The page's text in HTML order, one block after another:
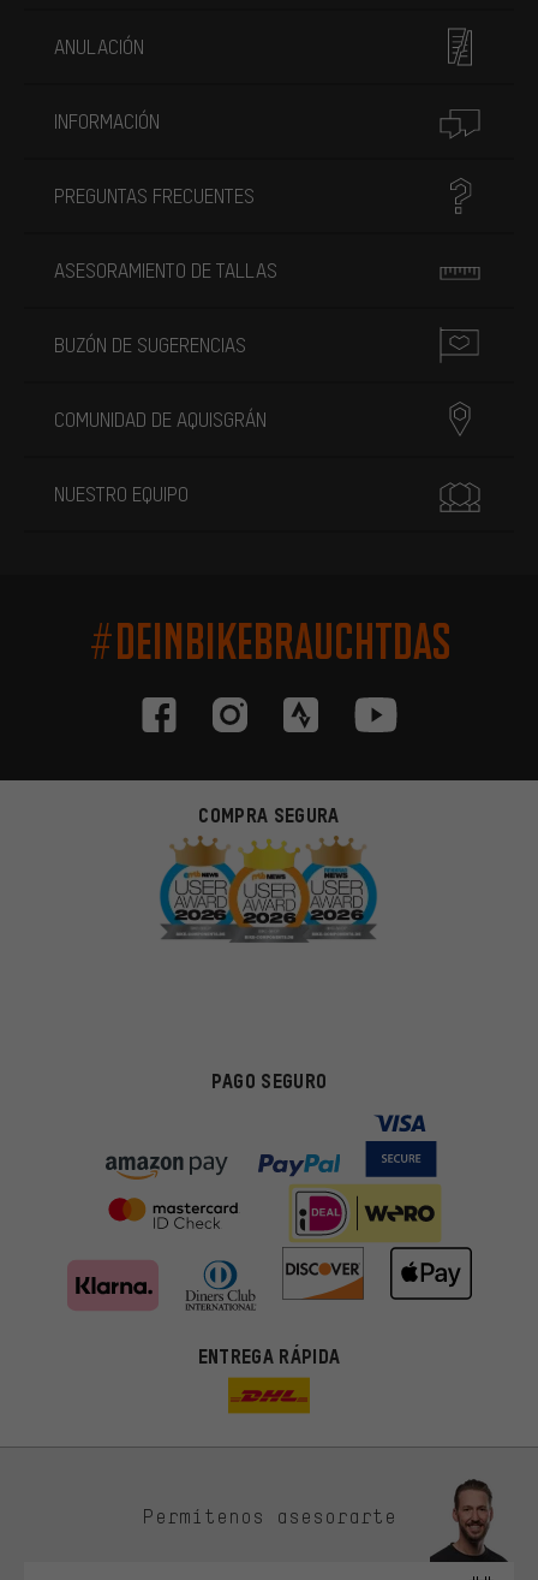
ANULACIÓN
INFORMACIÓN
PREGUNTAS FRECUENTES
ASESORAMIENTO DE TALLAS
BUZÓN DE SUGERENCIAS
COMUNIDAD DE AQUISGRÁN
NUESTRO EQUIPO
#DEINBIKEBRAUCHTDAS
COMPRA SEGURA
PAGO SEGURO
ENTREGA RÁPIDA
Permítenos asesorarte